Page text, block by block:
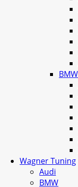
Wagner Tuning
Audi
BMW